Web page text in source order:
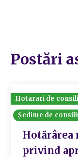
Postări
Hotarari de
Ședințe de
Hotărârea
privind